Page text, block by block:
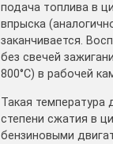
подача топлива в
впрыска
заканчивается.
без свечей
800°С) в рабочей
Такая температура
степени сжатия в
бензиновыми